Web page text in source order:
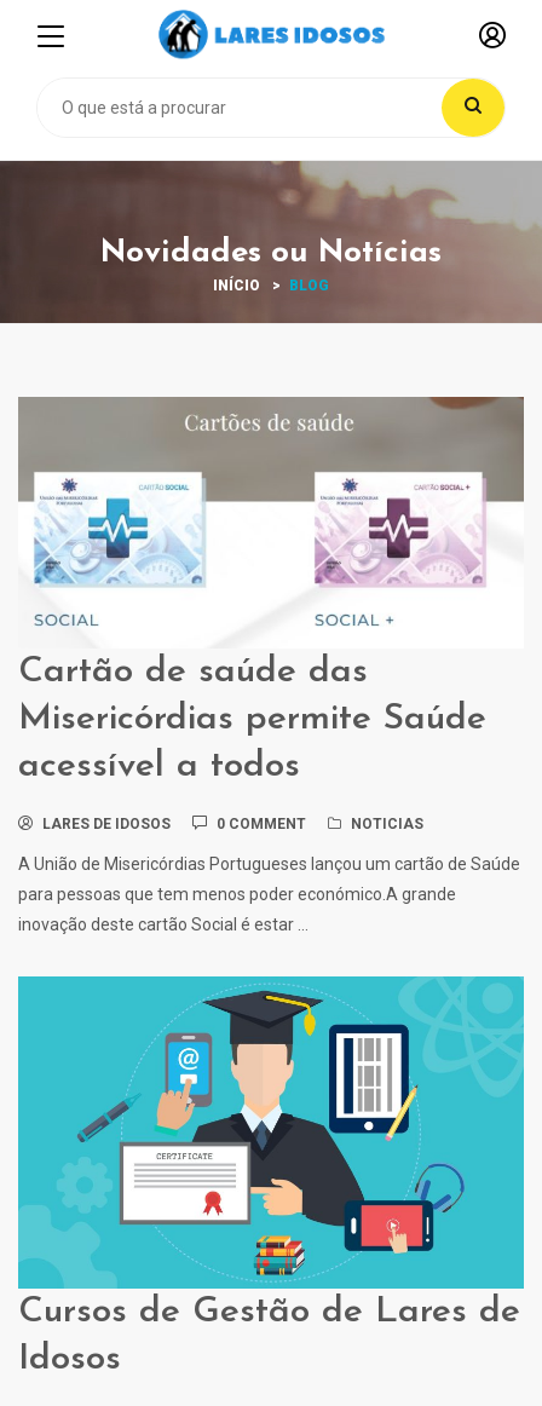
Novidades ou Notícias
INÍCIO BLOG
Cartão de saúde das
Misericórdias permite Saúde
acessível a todos
LARES DE IDOSOS 0 COMMENT NOTICIAS
A União de Misericórdias Portugueses lançou um cartão de Saúde
para pessoas que tem menos poder económico.A grande
inovação deste cartão Social é estar ...
Cursos de Gestão de Lares de
Idosos